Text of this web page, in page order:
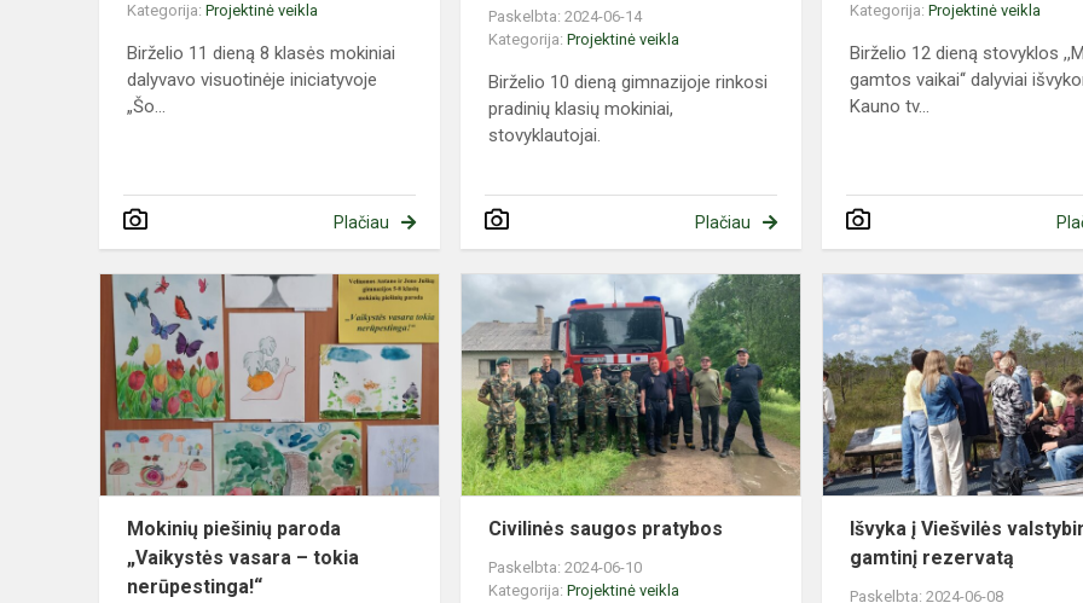
Kategorija: Projektinė veikla
​​​​​​​Birželio 11 dieną 8 klasės mokiniai
dalyvavo visuotinėje iniciatyvoje
„Šo...
Plačiau
Paskelbta: 2024-06-14
Kategorija:Projektinė veikla
Birželio 10 dieną gimnazijoje rinkosi
pradinių klasių mokiniai,
stovyklautojai.
Plačiau
Kategorija:Projektinė veikla
Birželio 12 dieną stovyklos
gamtos vaikai‘‘ dalyviai
Kauno tv...
Mokinių
piešinių
paroda
„Vaikystės
vasara
–
tokia
nerūpesti...
Mokinių piešinių paroda
„Vaikystės vasara – tokia
nerūpestinga!“
Civilinės
saugos
pratybos
Civilinės saugos pratybos
Paskelbta: 2024-06-10
Kategorija:Projektinė veikla
Išvyka į Viešvilės
gamtinį rezervatą
Paskelbta: 2024-06-08